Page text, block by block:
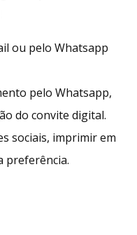
ou pelo Whatsapp
pelo Whatsapp,
do convite digital.
sociais, imprimir em
preferência.